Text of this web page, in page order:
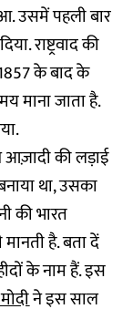
उसमें पहली बार
राष्ट्रवाद की
के बाद के
माना जाता है.
की लड़ाई
था, उसका
की भारत
है. बता दें
के नाम हैं. इस
ने इस साल